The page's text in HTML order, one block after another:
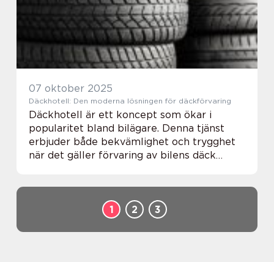
07 oktober 2025
Däckhotell: Den moderna lösningen för däckförvaring
Däckhotell är ett koncept som ökar i
popularitet bland bilägare. Denna tjänst
erbjuder både bekvämlighet och trygghet
när det gäller förvaring av bilens däck
1 2 3